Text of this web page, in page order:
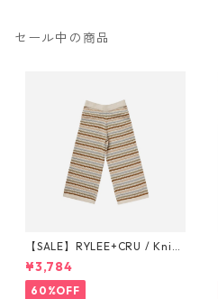
セール中の商品
【SALE】RYLEE+CRU / Knit
Wide Leg Pant || Honeycom
b Strip 6-7/8-9/10-12y
¥3,784
60%OFF